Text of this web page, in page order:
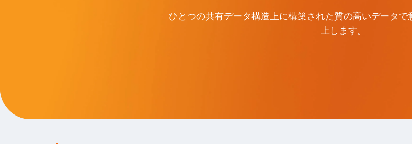
ひとつの共有データ構造上に構築された質の高いデータで
上します。